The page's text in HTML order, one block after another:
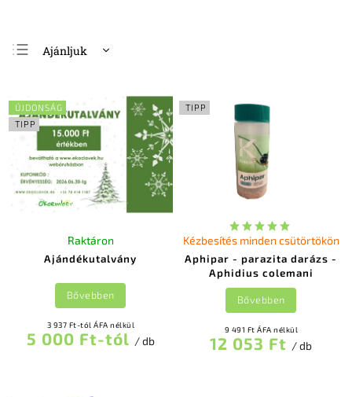
Ajánljuk
Legdrágább
Legnépszerűbb
termékek
ABC szerint
ÚJDONSÁG
TIPP
Ajándékutalvány
Raktáron
3 937 Ft-tól ÁFA nélkül
5 000 Ft-tól / db
Bővebben
TIPP
Aphipar - parazita darázs -
Aphidius colemani
Kézbesítés minden csütörtökön
9 491 Ft ÁFA nélkül
12 053 Ft / db
Bővebben